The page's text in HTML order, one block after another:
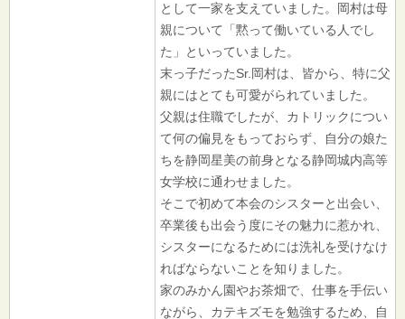
として一家を支えていました。岡村は母
親について「黙って働いている人でし
た」といっていました。
末っ子だったSr.岡村は、皆から、特に父
親にはとても可愛がられていました。
父親は住職でしたが、カトリックについ
て何の偏見をもっておらず、自分の娘た
ちを静岡星美の前身となる静岡城内高等
女学校に通わせました。
そこで初めて本会のシスターと出会い、
卒業後も出会う度にその魅力に惹かれ、
シスターになるためには洗礼を受けなけ
ればならないことを知りました。
家のみかん園やお茶畑で、仕事を手伝い
ながら、カテキズモを勉強するため、自